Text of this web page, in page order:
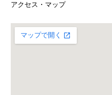
アクセス・マップ